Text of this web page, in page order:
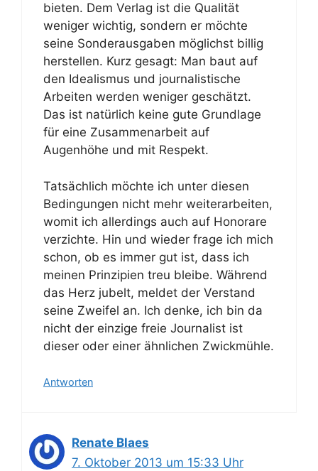
bieten. Dem Verlag ist die Qualität
weniger wichtig, sondern er möchte
seine Sonderausgaben möglichst billig
herstellen. Kurz gesagt: Man baut auf
den Idealismus und journalistische
Arbeiten werden weniger geschätzt.
Das ist natürlich keine gute Grundlage
für eine Zusammenarbeit auf
Augenhöhe und mit Respekt.
Tatsächlich möchte ich unter diesen
Bedingungen nicht mehr weiterarbeiten,
womit ich allerdings auch auf Honorare
verzichte. Hin und wieder frage ich mich
schon, ob es immer gut ist, dass ich
meinen Prinzipien treu bleibe. Während
das Herz jubelt, meldet der Verstand
seine Zweifel an. Ich denke, ich bin da
nicht der einzige freie Journalist ist
dieser oder einer ähnlichen Zwickmühle.
Antworten
Renate Blaes
7. Oktober 2013 um 15:33 Uhr